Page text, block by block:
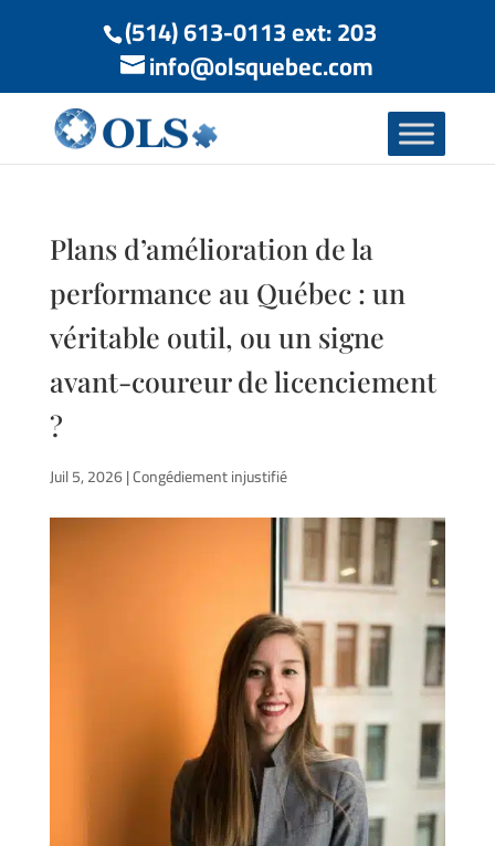
(514) 613-0113 ext: 203
info@olsquebec.com
Plans d’amélioration de la
performance au Québec : un
véritable outil, ou un signe
avant-coureur de licenciement
?
Juil 5, 2026|Congédiement injustifié